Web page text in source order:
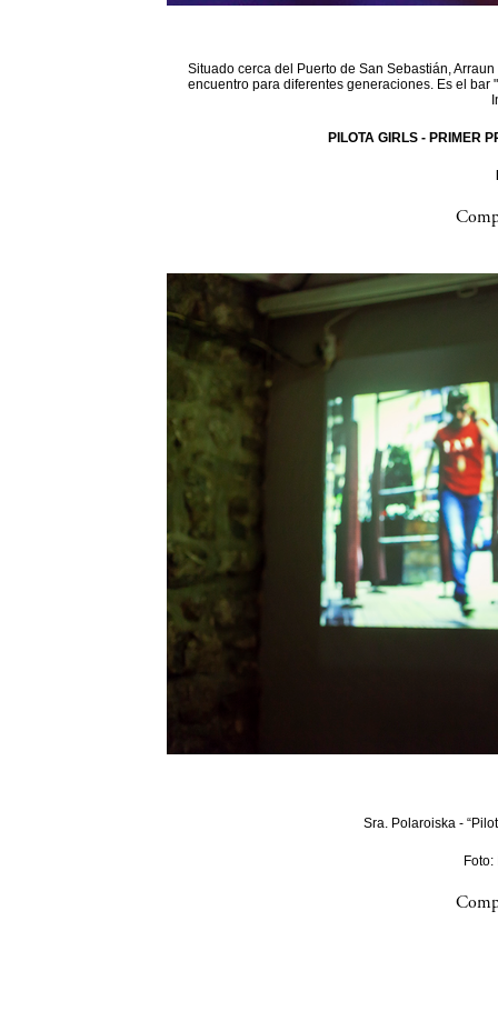
Situado cerca del Puerto de San Sebastián,
encuentro para diferentes generaciones. Es el
PILOTA GIRLS - PRIMER
Sra. Polaroiska -